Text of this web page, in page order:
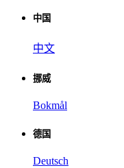
中国
中文
挪威
Bokmål
德国
Deutsch